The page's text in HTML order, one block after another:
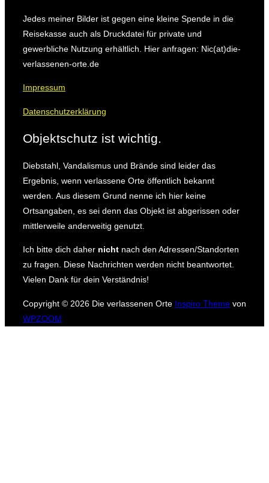
Jedes meiner Bilder ist gegen eine kleine Spende in die
Reisekasse auch als Druckdatei für private und
gewerbliche Nutzung erhältlich. Hier anfragen: Nic(at)die-
verlassenen-orte.de
Impressum
Datenschutzerklärung
Objektschutz ist wichtig.
Diebstahl, Vandalismus und Brände sind leider das
Ergebnis, wenn verlassene Orte öffentlich bekannt
werden. Aus diesem Grund nenne ich hier keine
Ortsangaben, es sei denn das Objekt ist abgerissen oder
mittlerweile anderweitig genutzt.
Ich bitte dich daher nicht nach den Adressen/Standorten
zu fragen. Diese Nachrichten werden nicht beantwortet.
Vielen Dank für dein Verständnis!
Copyright © 2026 Die verlassenen Orte Inspiro Theme von
WPZOOM